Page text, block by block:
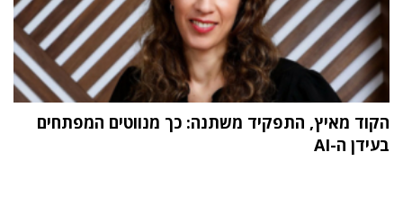
הקוד מאיץ, התפקיד משתנה: כך מנווטים המפתחים
בעידן ה-AI